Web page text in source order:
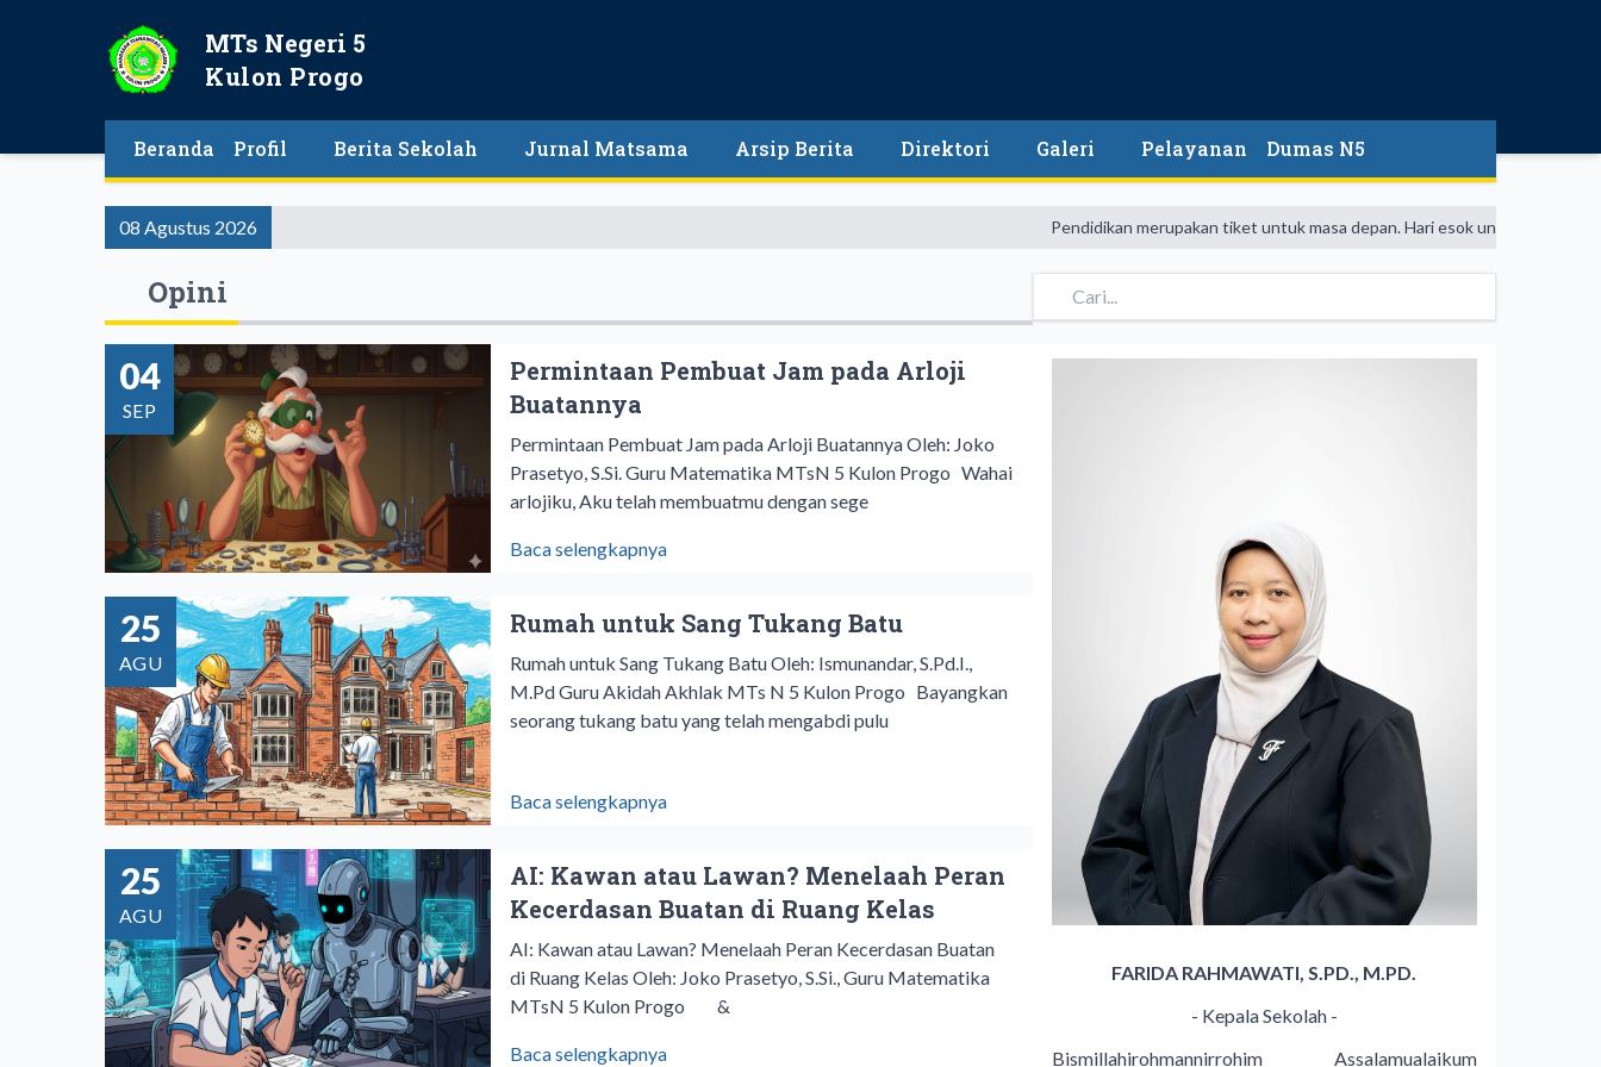
MTs Negeri 5
Kulon Progo
Beranda Profil Berita Sekolah Jurnal Matsama Arsip Berita Direktori Galeri Pelayanan Dumas N5
08 Agustus 2026 Pendidikan merupakan tiket untuk masa depan. Hari esok untuk orang-orang
Opini
04
SEP
Permintaan Pembuat Jam pada Arloji
Buatannya
Permintaan Pembuat Jam pada Arloji Buatannya Oleh: Joko
Prasetyo, S.Si. Guru Matematika MTsN 5 Kulon Progo Wahai
arlojiku, Aku telah membuatmu dengan sege
Baca selengkapnya
25
AGU
Rumah untuk Sang Tukang Batu
Rumah untuk Sang Tukang Batu Oleh: Ismunandar, S.Pd.I.,
M.Pd Guru Akidah Akhlak MTs N 5 Kulon Progo Bayangkan
seorang tukang batu yang telah mengabdi pulu
Baca selengkapnya
25
AGU
AI: Kawan atau Lawan? Menelaah Peran
Kecerdasan Buatan di Ruang Kelas
AI: Kawan atau Lawan? Menelaah Peran Kecerdasan Buatan
di Ruang Kelas Oleh: Joko Prasetyo, S.Si., Guru Matematika
MTsN 5 Kulon Progo &
Baca selengkapnya
FARIDA RAHMAWATI, S.PD., M.PD.
- Kepala Sekolah -
Bismillahirohmannirrohim Assalamualaikum